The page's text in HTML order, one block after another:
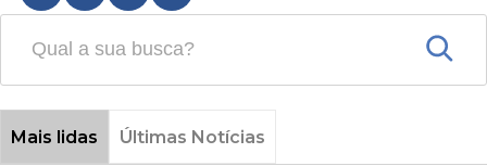
Mais lidas Últimas Notícias